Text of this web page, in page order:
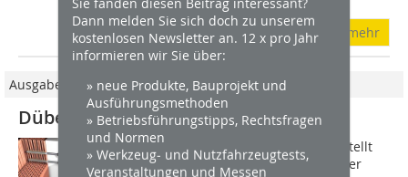
Dann melden Sie sich doch zu unserem
kostenlosen Newsletter an. 12 x pro Jahr
informieren wir Sie über:
» neue Produkte, Bauprojekt und
Ausführungsmethoden
» Betriebsführungstipps, Rechtsfragen
und Normen
» Werkzeug- und Nutzfahrzeugtests,
Veranstaltungen und Messen
mehr
Ausgabe 09/2011
Dübel für Montage im WDVS
Bei der Dämmung der Außenwände stellt
die Befestigung schwerer Lasten an der